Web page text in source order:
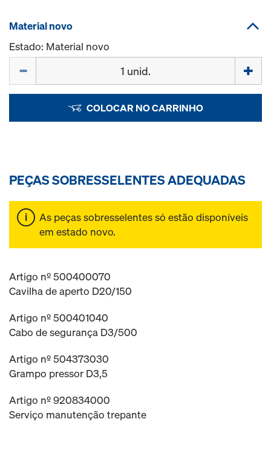
Material novo
Estado: Material novo
COLOCAR NO CARRINHO
PEÇAS SOBRESSELENTES ADEQUADAS
As peças sobresselentes só estão disponíveis
em estado novo.
Artigo nº 500400070
Cavilha de aperto D20/150
Artigo nº 500401040
Cabo de segurança D3/500
Artigo nº 504373030
Grampo pressor D3,5
Artigo nº 920834000
Serviço manutenção trepante